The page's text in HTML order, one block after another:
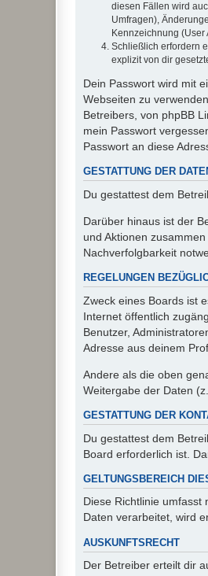
diesen Fällen wird
Umfragen),
Kennzeichnung (User
Schließlich erfordern
explizit von dir
Dein Passwort wird mit
Webseiten zu
Betreibers, von phpBB
mein Passwort
Passwort an diese
GESTATTUNG DER
Du gestattest dem
Darüber hinaus ist der
und Aktionen
Nachverfolgbarkeit
REGELUNGEN
Zweck eines Boards ist
Internet öffentlich
Benutzer,
Adresse aus deinem
Andere als die oben
Weitergabe der Daten
GESTATTUNG DER
Du gestattest dem
Board erforderlich ist.
GELTUNGSBEREICH
Diese Richtlinie
Daten verarbeitet, wird
AUSKUNFTSRECHT
Der Betreiber erteilt dir